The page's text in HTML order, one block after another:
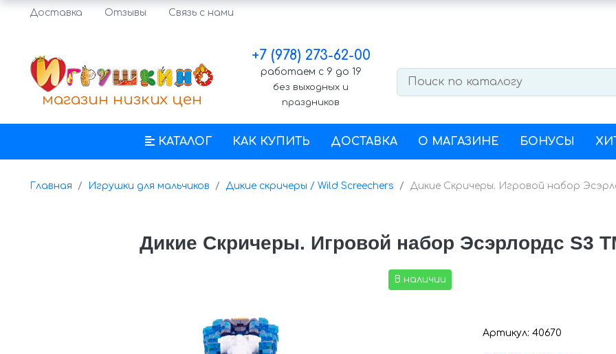
Доставка Отзывы Связь с нами
магазин низких цен
+7 (978) 273-62-00
работаем с 9 до 19
без выходных и
праздников
КАТАЛОГ КАК КУПИТЬ ДОСТАВКА О МАГАЗИНЕ БОНУСЫ
Главная Игрушки для мальчиков Дикие скричеры / Wild Screechers Дикие Скричеры. Игровой набор
Дикие Скричеры. Игровой набор Эcэрлордс S3
В наличии
Артикул: 40670